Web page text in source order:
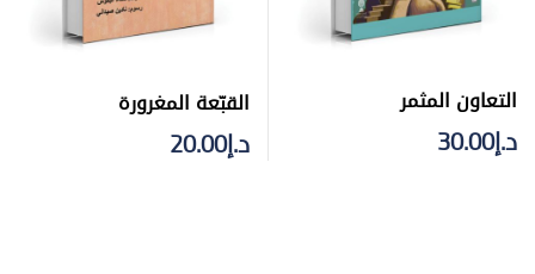
التعاون المثمر
د.إ30.00
القبّعة المغرورة
د.إ20.00